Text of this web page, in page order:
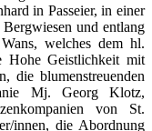
in Passeier, in einer
und entlang
welches dem hl.
Hohe Geistlichkeit mit
die blumenstreuenden
Mj. Georg Klotz,
von St.
innen, die Abordnung